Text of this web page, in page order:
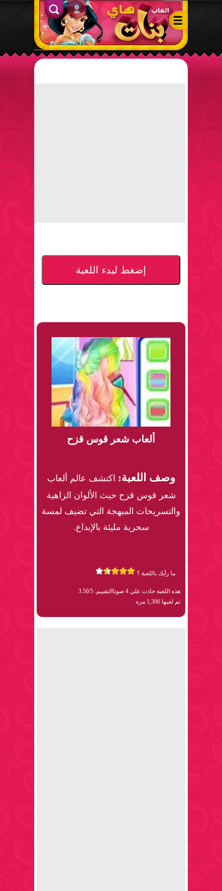
ألعاب بنات هاي – أفضل ألعاب تلبيس، مكياج، طبخ وأنشطة ممتعة
الدخول
إضغط لبدء اللعبة
ألعاب شعر قوس قزح
وصف اللعبة: اكتشف عالم ألعاب
شعر قوس قزح حيث الألوان الزاهية
والتسريحات المبهجة التي تضيف لمسة
سحرية مليئة بالإبداع.
ما رأيك باللعبة ؟
هذه اللعبة حاذت علي 4 صوتا
التقييم: 3.50/5
تم لعبها 1,306 مره